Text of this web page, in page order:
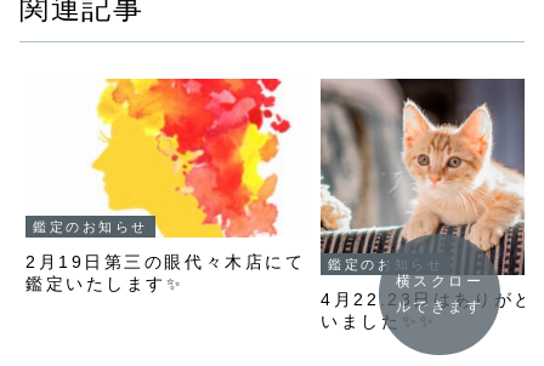
関連記事
鑑定のお知らせ
2月19日第三の眼代々木店にて
鑑定いたします✨
鑑定のお知らせ
4月22.23日はありがと
いました✨✨
横スクロー
ルできます